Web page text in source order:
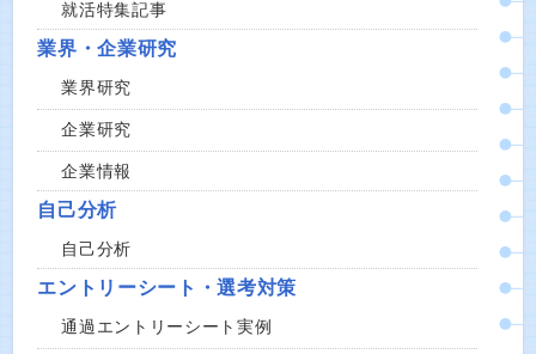
就活特集記事
業界・企業研究
業界研究
企業研究
企業情報
自己分析
自己分析
エントリーシート・選考対策
通過エントリーシート実例